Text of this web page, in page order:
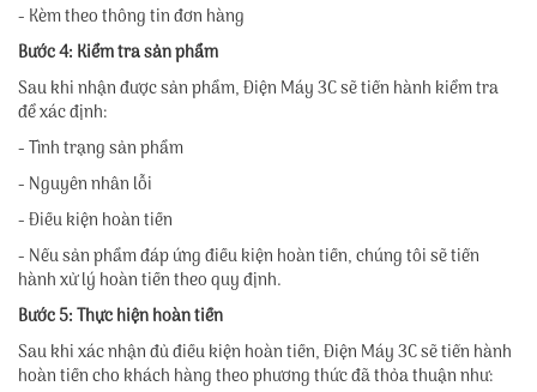
- Kèm theo thông tin đơn hàng
Bước 4: Kiểm tra sản phẩm
Sau khi nhận được sản phẩm, Điện Máy 3C sẽ tiến hành kiểm tra
để xác định:
- Tình trạng sản phẩm
- Nguyên nhân lỗi
- Điều kiện hoàn tiền
- Nếu sản phẩm đáp ứng điều kiện hoàn tiền, chúng tôi sẽ tiến
hành xử lý hoàn tiền theo quy định.
Bước 5: Thực hiện hoàn tiền
Sau khi xác nhận đủ điều kiện hoàn tiền, Điện Máy 3C sẽ tiến hành
hoàn tiền cho khách hàng theo phương thức đã thỏa thuận như: